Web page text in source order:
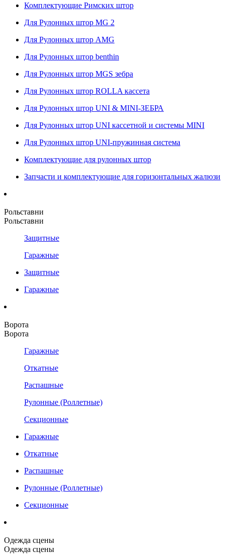
Комплектующие Римских штор
Для Рулонных штор MG 2
Для Рулонных штор AMG
Для Рулонных штор benthin
Для Рулонных штор MGS зебра
Для Рулонных штор ROLLA кассета
Для Рулонных штор UNI & MINI-ЗЕБРА
Для Рулонных штор UNI кассетной и системы MINI
Для Рулонных штор UNI-пружинная система
Комплектующие для рулонных штор
Запчасти и комплектующие для горизонтальных жалюзи
Рольставни
Рольставни
Защитные
Гаражные
Защитные
Гаражные
Ворота
Ворота
Гаражные
Откатные
Распашные
Рулонные (Роллетные)
Секционные
Гаражные
Откатные
Распашные
Рулонные (Роллетные)
Секционные
Одежда сцены
Одежда сцены